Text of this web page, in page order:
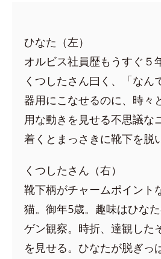
ひなた（左）
オルビス社員歴もうすぐ５
くつしたさん曰く、「なん
器用にこなせるのに、時々
用な動きを見せる不思議な
着くとまっさきに靴下を脱
くつしたさん（右）
靴下柄がチャームポイント
猫。御年5歳。趣味はひな
ゲン観察。時折、達観した
を見せる。ひなたが脱ぎっ